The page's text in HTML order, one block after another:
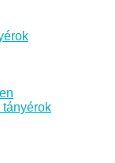
tányérok